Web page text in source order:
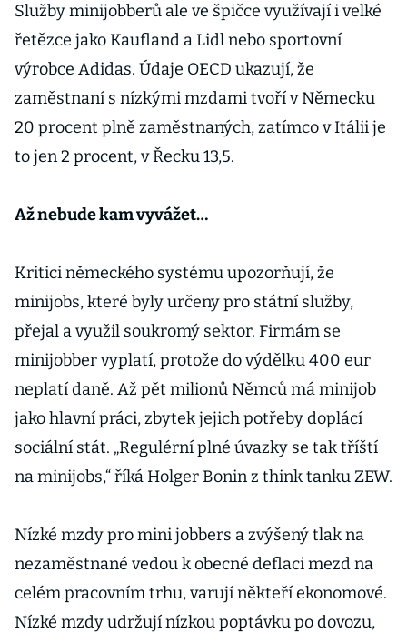
Služby minijobberů ale ve špičce využívají i velké
řetězce jako Kaufland a Lidl nebo sportovní
výrobce Adidas. Údaje OECD ukazují, že
zaměstnaní s nízkými mzdami tvoří v Německu
20 procent plně zaměstnaných, zatímco v Itálii je
to jen 2 procent, v Řecku 13,5.
Až nebude kam vyvážet…
Kritici německého systému upozorňují, že
minijobs, které byly určeny pro státní služby,
přejal a využil soukromý sektor. Firmám se
minijobber vyplatí, protože do výdělku 400 eur
neplatí daně. Až pět milionů Němců má minijob
jako hlavní práci, zbytek jejich potřeby doplácí
sociální stát. „Regulérní plné úvazky se tak tříští
na minijobs,“ říká Holger Bonin z think tanku ZEW.
Nízké mzdy pro mini jobbers a zvýšený tlak na
nezaměstnané vedou k obecné deflaci mezd na
celém pracovním trhu, varují někteří ekonomové.
Nízké mzdy udržují nízkou poptávku po dovozu,